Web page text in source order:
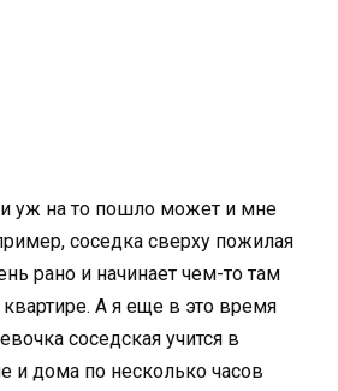
уж на то пошло может и мне
соседка сверху пожилая
рано и начинает чем-то там
А я еще в это время
соседская учится в
и дома по несколько часов